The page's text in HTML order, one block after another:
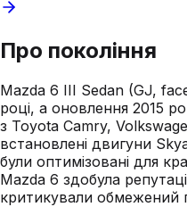
Про покоління
Mazda 6 III Sedan (GJ,
році, а оновлення 2015
з Toyota Camry,
встановлені двигуни
були оптимізовані для
Mazda 6 здобула
критикували обмежений